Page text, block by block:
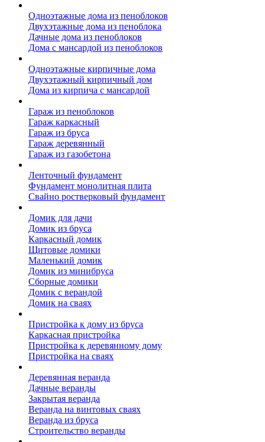
Одноэтажные дома из пеноблоков
Двухэтажные дома из пеноблока
Дачные дома из пеноблоков
Дома с мансардой из пеноблоков
Одноэтажные кирпичные дома
Двухэтажный кирпичный дом
Дома из кирпича с мансардой
Гараж из пеноблоков
Гараж каркасный
Гараж из бруса
Гараж деревянный
Гараж из газобетона
Ленточный фундамент
Фундамент монолитная плита
Свайно ростверковый фундамент
Домик для дачи
Домик из бруса
Каркасный домик
Щитовые домики
Маленький домик
Домик из минибруса
Сборные домики
Домик с верандой
Домик на сваях
Пристройка к дому из бруса
Каркасная пристройка
Пристройка к деревянному дому
Пристройка на сваях
Деревянная веранда
Дачные веранды
Закрытая веранда
Веранда на винтовых сваях
Веранда из бруса
Строительство веранды